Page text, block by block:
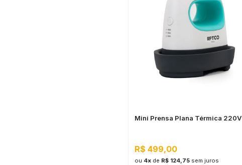
Mini Prensa Plana Térmica 220V
R$ 499,00
ou 4x de R$ 124,75 sem juros